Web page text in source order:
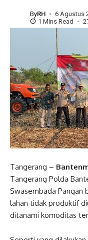
ByRH
6 Agustus
1 Mins Read
Tangerang –
Tangerang Polda
Swasembada Pangan
lahan tidak produktif
ditanami komoditas